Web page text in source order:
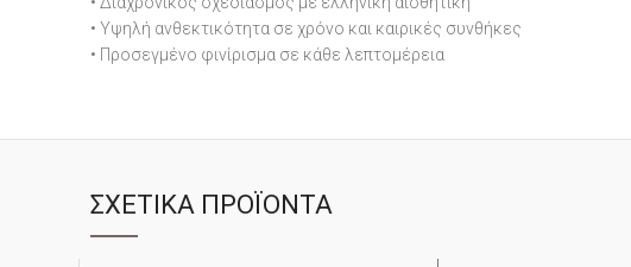
• Υψηλή ανθεκτικότητα σε χρόνο και καιρικές συνθήκες
• Προσεγμένο φινίρισμα σε κάθε λεπτομέρεια
ΣΧΕΤΙΚΆ ΠΡΟΪΌΝΤΑ